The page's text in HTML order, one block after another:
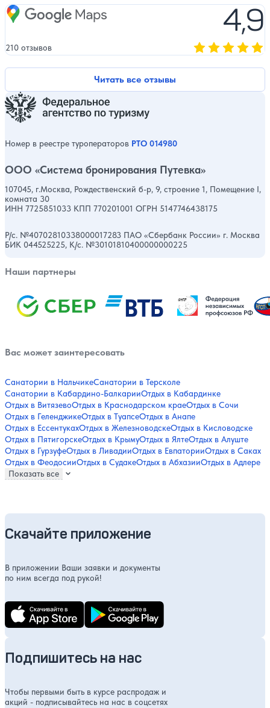
Читать все отзывы
Google Maps 4,9
210 отзывов
Номер в реестре туроператоров РТО 014980
ООО «Система бронирования Путевка»
107045, г.Москва, Рождественский б-р, 9, строение 1, Помещение I,
комната 30
ИНН 7725851033 КПП 770201001 ОГРН 5147746438175
Р/с. №40702810338000017283 ПАО «Сбербанк России» г. Москва
БИК 044525225, К/с. №30101810400000000225
Наши партнеры
Вас может заинтересовать
Санатории в НальчикеСанатории в Терсколе
Санатории в Кабардино-БалкарииОтдых в Кабардинке
Отдых в ВитязевоОтдых в Краснодарском краеОтдых в Сочи
Отдых в ГеленджикеОтдых в ТуапсеОтдых в Анапе
Отдых в ЕссентукахОтдых в ЖелезноводскеОтдых в Кисловодске
Отдых в ПятигорскеОтдых в КрымуОтдых в ЯлтеОтдых в Алуште
Отдых в ГурзуфеОтдых в ЛивадииОтдых в ЕвпаторииОтдых в Саках
Отдых в ФеодосииОтдых в СудакеОтдых в АбхазииОтдых в Адлере
Показать все
Скачайте приложение
В приложении Ваши заявки и документы
по ним всегда под рукой!
Подпишитесь на нас
Чтобы первыми быть в курсе распродаж и
акций - подписывайтесь на нас в соцсетях